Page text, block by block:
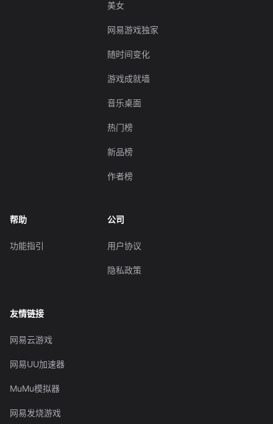
美女
网易游戏独家
随时间变化
游戏成就墙
音乐桌面
热门榜
新品榜
作者榜
帮助
功能指引
公司
用户协议
隐私政策
友情链接
网易云游戏
网易UU加速器
MuMu模拟器
网易发烧游戏